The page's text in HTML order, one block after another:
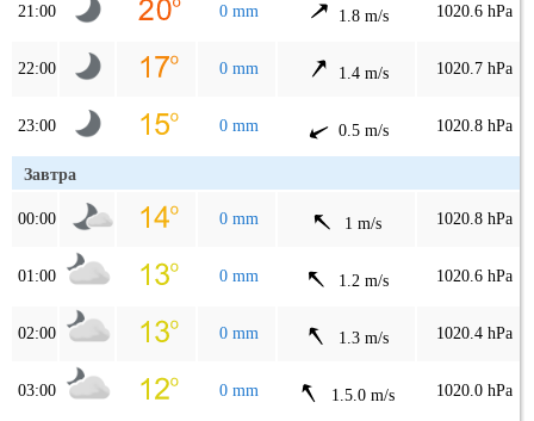
21:00 0 mm 1.8 m/s 1020.6 hPa
22:00 0 mm 1.4 m/s 1020.7 hPa
23:00 0 mm 0.5 m/s 1020.8 hPa
Завтра
00:00 0 mm 1 m/s 1020.8 hPa
01:00 0 mm 1.2 m/s 1020.6 hPa
02:00 0 mm 1.3 m/s 1020.4 hPa
03:00 0 mm 1.5.0 m/s 1020.0 hPa